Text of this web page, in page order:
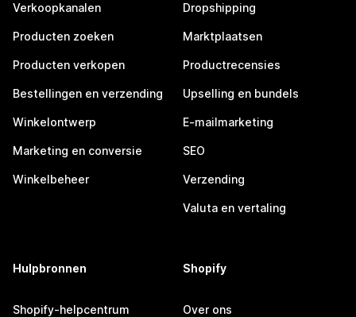
Verkoopkanalen
Producten zoeken
Producten verkopen
Bestellingen en verzending
Winkelontwerp
Marketing en conversie
Winkelbeheer
Dropshipping
Marktplaatsen
Productrecensies
Upselling en bundels
E-mailmarketing
SEO
Verzending
Valuta en vertaling
Hulpbronnen
Shopify-helpcentrum
Shopify
Over ons